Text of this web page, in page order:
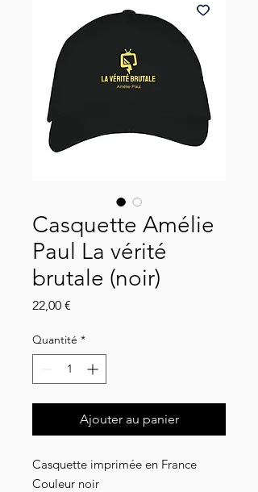
Casquette Amélie
Paul La vérité
brutale (noir)
22,00 €
Quantité *
Ajouter au panier
Casquette imprimée en France
Couleur noir